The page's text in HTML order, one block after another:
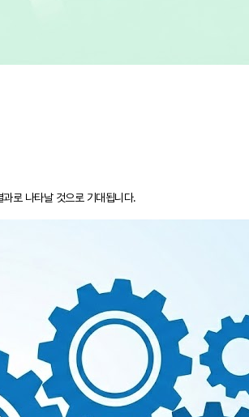
로 나타날 것으로 기대됩니다.